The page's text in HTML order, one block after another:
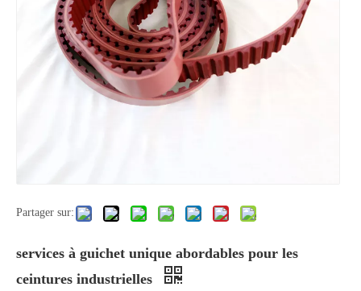
Partager sur:
services à guichet unique abordables pour les
ceintures industrielles